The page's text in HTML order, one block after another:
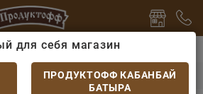
приправы, дрожжи
Куркума 15гр
для себя магазин
ПРОДУКТОФФ КАБАНБАЙ
БАТЫРА